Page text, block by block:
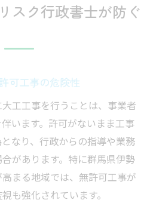
スク行政書士が防ぐ
可工事の危険性
工工事を行うことは、事業者
います。許可がないまま工事
なり、行政からの指導や業務
があります。特に群馬県伊勢
まる地域では、無許可工事が
も強化されています。